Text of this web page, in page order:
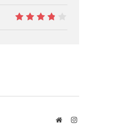
9
7.5
Site Instagram